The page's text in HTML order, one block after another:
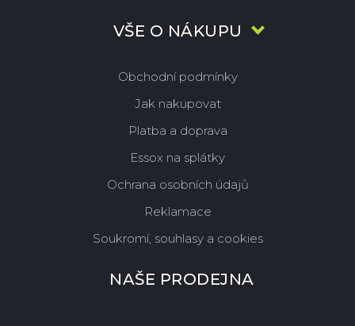
VŠE O NÁKUPU
Obchodní podmínky
Jak nakupovat
Platba a doprava
Essox na splátky
Ochrana osobních údajů
Reklamace
Soukromí, souhlasy a cookies
NAŠE PRODEJNA